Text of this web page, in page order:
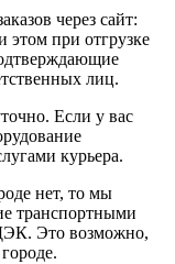
через сайт:
при отгрузке
лиц.
Если у вас
курьера.
нет, то мы
транспортными
Это возможно,